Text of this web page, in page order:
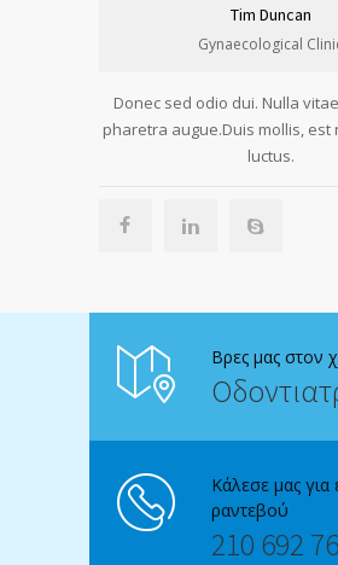
Tim Duncan
Gynaecological
Donec sed odio dui. Nulla
pharetra augue.Duis mollis, est
luctus.
Βρες μας στον
Κάλεσε μας για
ραντεβού
210 692